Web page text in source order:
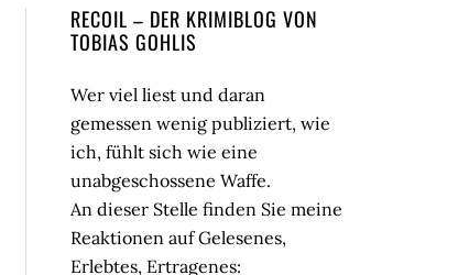
Seitenspalte
RECOIL – DER KRIMIBLOG VON
TOBIAS GOHLIS
Wer viel liest und daran
gemessen wenig publiziert, wie
ich, fühlt sich wie eine
unabgeschossene Waffe.
An dieser Stelle finden Sie meine
Reaktionen auf Gelesenes,
Erlebtes, Ertragenes: